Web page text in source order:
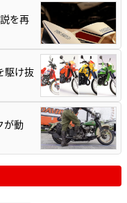
を再
駆け抜
が動